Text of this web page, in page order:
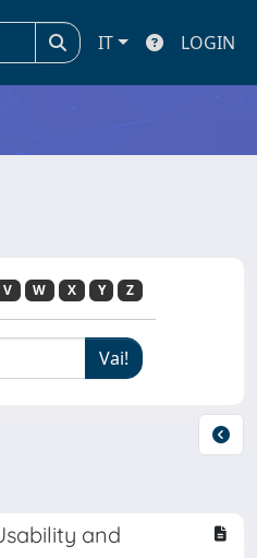
IT LOGIN
V W X Y Z
and